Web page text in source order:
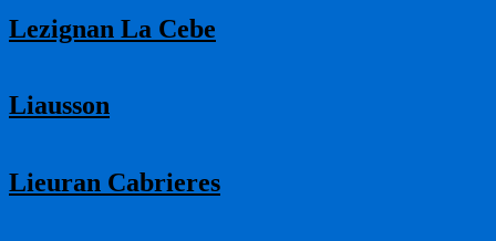
Lezignan La Cebe
Liausson
Lieuran Cabrieres